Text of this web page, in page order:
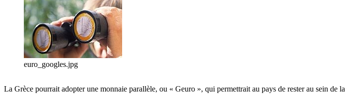
euro_googles.jpg
La Grèce pourrait adopter une monnaie parallèle, ou « Geuro », qui permettrait au pays de rester au sein de